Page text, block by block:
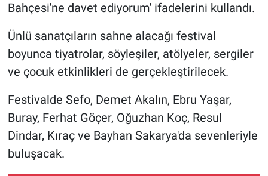
Bahçesi'ne davet ediyorum' ifadelerini kullandı.
Ünlü sanatçıların sahne alacağı festival
boyunca tiyatrolar, söyleşiler, atölyeler, sergiler
ve çocuk etkinlikleri de gerçekleştirilecek.
Festivalde Sefo, Demet Akalın, Ebru Yaşar,
Buray, Ferhat Göçer, Oğuzhan Koç, Resul
Dindar, Kıraç ve Bayhan Sakarya'da sevenleriyle
buluşacak.